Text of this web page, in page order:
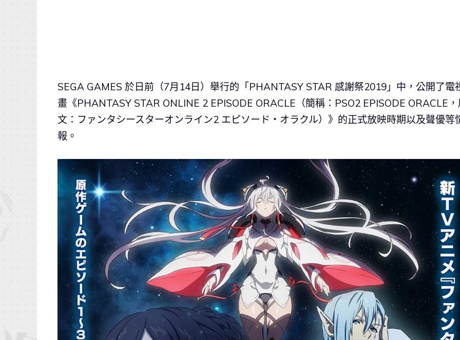
SEGA GAMES 於日前（7月14日）舉行的「PHANTASY STAR 感謝祭2019」中，公開了電
畫《PHANTASY STAR ONLINE 2 EPISODE ORACLE（簡稱：PSO2 EPISODE ORACLE
文：ファンタシースターオンライン2 エピソード・オラクル）》的正式放映時期以及聲優等
報。